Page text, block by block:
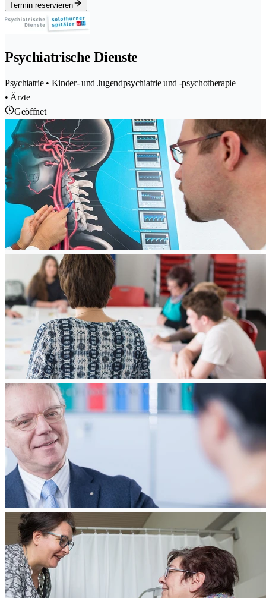
Termin reservieren
Psychiatrische Dienste
Psychiatrie • Kinder- und Jugendpsychiatrie und -psychotherapie
• Ärzte
Geöffnet